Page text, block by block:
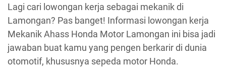
Lagi cari lowongan kerja sebagai mekanik di
Lamongan? Pas banget! Informasi lowongan kerja
Mekanik Ahass Honda Motor Lamongan ini bisa jadi
jawaban buat kamu yang pengen berkarir di dunia
otomotif, khususnya sepeda motor Honda.